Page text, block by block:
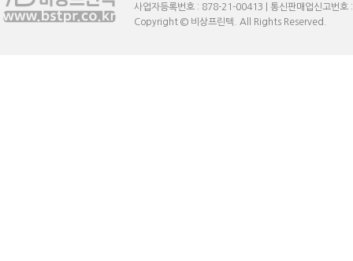
사업자등록번호 : 878-21-00413 | 통신판매업신고번
Copyright © 비상프린텍. All Rights Reserved.